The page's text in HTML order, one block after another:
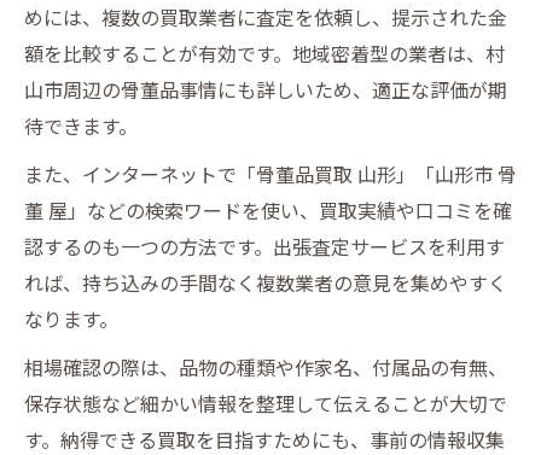
めには、複数の買取業者に査定を依頼し、提示された金
額を比較することが有効です。地域密着型の業者は、村
山市周辺の骨董品事情にも詳しいため、適正な評価が期
待できます。
また、インターネットで「骨董品買取 山形」「山形市 骨
董 屋」などの検索ワードを使い、買取実績や口コミを確
認するのも一つの方法です。出張査定サービスを利用す
れば、持ち込みの手間なく複数業者の意見を集めやすく
なります。
相場確認の際は、品物の種類や作家名、付属品の有無、
保存状態など細かい情報を整理して伝えることが大切で
す。納得できる買取を目指すためにも、事前の情報収集